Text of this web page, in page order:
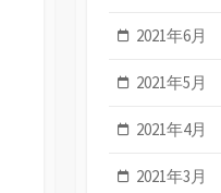
2021年6月
2021年5月
2021年4月
2021年3月